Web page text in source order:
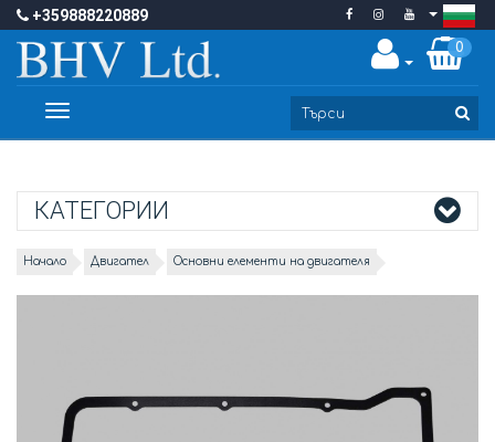
+359888220889
0
Toggle
КАТЕГОРИИ
Начало Двигател Основни елементи на двигателя